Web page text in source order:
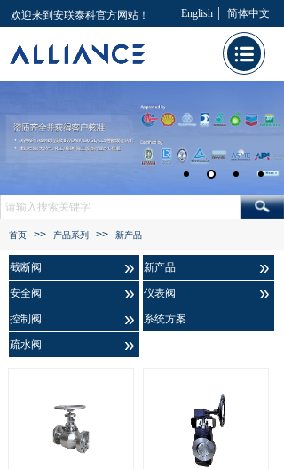
首页 >> 产品系列 >> 新产品
新产品 »
仪表阀 »
系统方案
截断阀 »
安全阀 »
控制阀 »
疏水阀 »
欢迎来到安联泰科官方网站！ English 简体中文